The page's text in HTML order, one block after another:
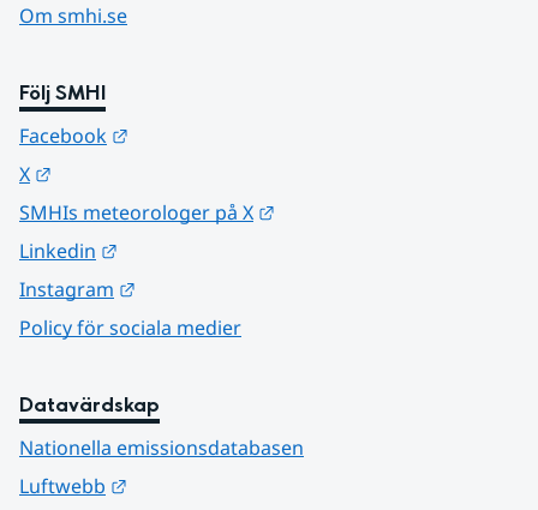
Om smhi.se
Följ SMHI
Facebook
X
SMHIs meteorologer på X
Linkedin
Instagram
Policy för sociala medier
Datavärdskap
Nationella emissionsdatabasen
Luftwebb